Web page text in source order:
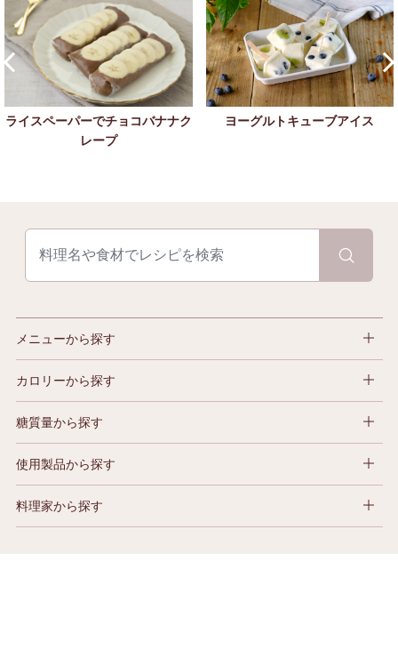
ライスペーパーでチョコバナナク
レープ
ヨーグルトキューブアイス
メニューから探す
カロリーから探す
糖質量から探す
使用製品から探す
料理家から探す